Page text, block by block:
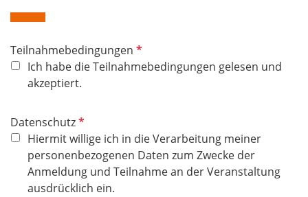
Teilnahmebedingungen P
f
h
Ich habe die Teilnahmebedingungen gelesen und
akzeptiert.
DatenschutzP
f
l
i
c
Hiermit willige ich in die Verarbeitung meiner
personenbezogenen Daten zum Zwecke der
Anmeldung und Teilnahme an der Veranstaltung
ausdrücklich ein.